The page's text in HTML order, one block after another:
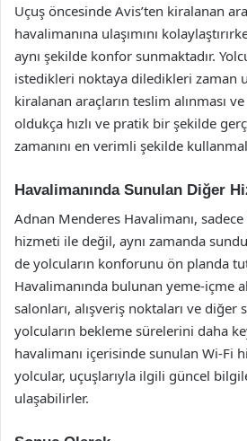
Uçuş öncesinde Avis’ten kiralanan
havalimanına ulaşımını
aynı şekilde konfor sunmaktadır.
istedikleri noktaya diledikleri zaman
kiralanan araçların teslim alınması
oldukça hızlı ve pratik bir şekilde
zamanını en verimli şekilde
Havalimanında Sunulan Diğer
Adnan Menderes Havalimanı,
hizmeti ile değil, aynı zamanda
de yolcuların konforunu ön planda
Havalimanında bulunan yeme-içme
salonları, alışveriş noktaları ve diğer
yolcuların bekleme sürelerini daha
havalimanı içerisinde sunulan Wi-Fi
yolcular, uçuşlarıyla ilgili güncel
ulaşabilirler.